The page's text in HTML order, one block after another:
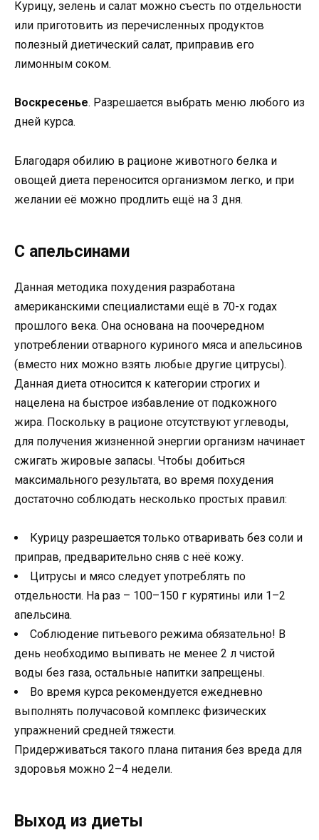
Курицу, зелень и салат можно съесть по отдельности
или приготовить из перечисленных продуктов
полезный диетический салат, приправив его
лимонным соком.
Воскресенье. Разрешается выбрать меню любого из
дней курса.
Благодаря обилию в рационе животного белка и
овощей диета переносится организмом легко, и при
желании её можно продлить ещё на 3 дня.
С апельсинами
Данная методика похудения разработана
американскими специалистами ещё в 70-х годах
прошлого века. Она основана на поочередном
употреблении отварного куриного мяса и апельсинов
(вместо них можно взять любые другие цитрусы).
Данная диета относится к категории строгих и
нацелена на быстрое избавление от подкожного
жира. Поскольку в рационе отсутствуют углеводы,
для получения жизненной энергии организм начинает
сжигать жировые запасы. Чтобы добиться
максимального результата, во время похудения
достаточно соблюдать несколько простых правил:
Курицу разрешается только отваривать без соли и
приправ, предварительно сняв с неё кожу.
Цитрусы и мясо следует употреблять по
отдельности. На раз – 100–150 г курятины или 1–2
апельсина.
Соблюдение питьевого режима обязательно! В
день необходимо выпивать не менее 2 л чистой
воды без газа, остальные напитки запрещены.
Во время курса рекомендуется ежедневно
выполнять получасовой комплекс физических
упражнений средней тяжести.
Придерживаться такого плана питания без вреда для
здоровья можно 2–4 недели.
Выход из диеты